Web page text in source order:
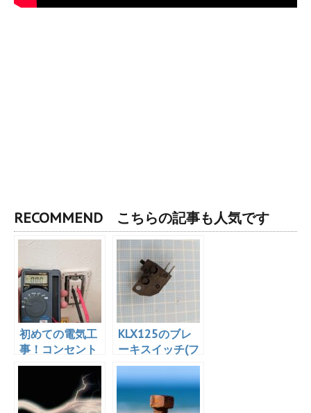
RECOMMEND こちらの記事も人気です
初めての電気工
事！コンセント
を2口から3口に
変更！作業時間
KLX125のブレ
ーキスイッチ(フ
ロント)がぶっ壊
れたので交換し